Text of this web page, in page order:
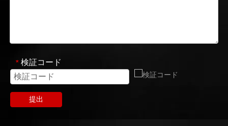
* 検証コード
提出